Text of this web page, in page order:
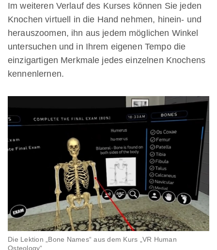
Im weiteren Verlauf des Kurses können Sie jeden
Knochen virtuell in die Hand nehmen, hinein- und
herauszoomen, ihn aus jedem möglichen Winkel
untersuchen und in Ihrem eigenen Tempo die
einzigartigen Merkmale jedes einzelnen Knochens
kennenlernen.
Die Lektion „Bone Names“ aus dem Kurs „VR Human
Osteology“